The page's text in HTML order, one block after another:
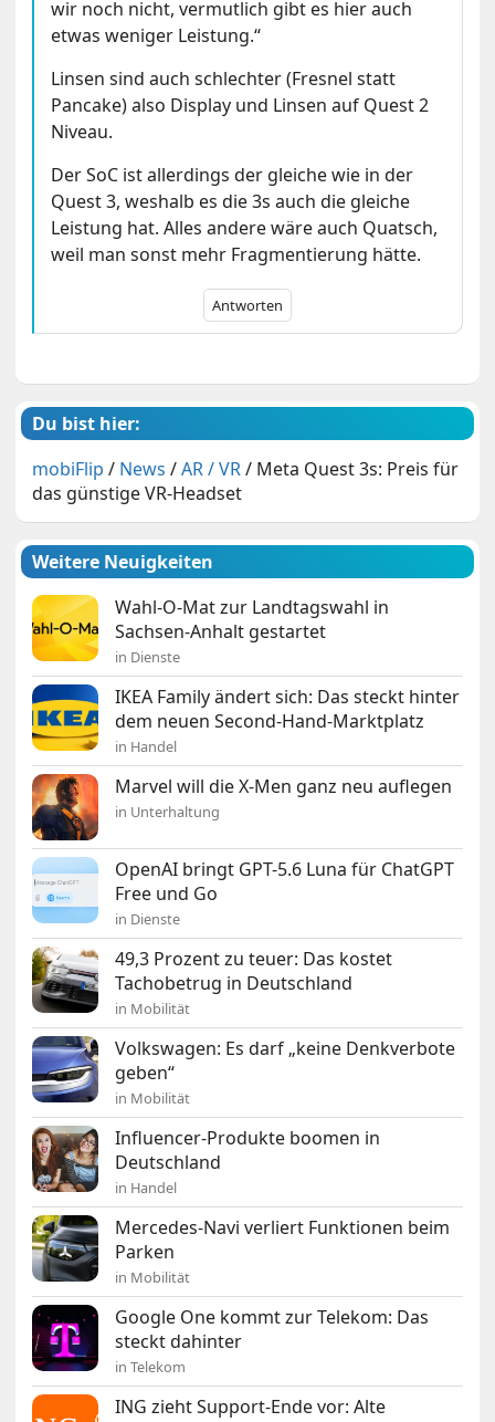
wir noch nicht, vermutlich gibt es hier auch
etwas weniger Leistung.“
Linsen sind auch schlechter (Fresnel statt
Pancake) also Display und Linsen auf Quest 2
Niveau.
Der SoC ist allerdings der gleiche wie in der
Quest 3, weshalb es die 3s auch die gleiche
Leistung hat. Alles andere wäre auch Quatsch,
weil man sonst mehr Fragmentierung hätte.
Antworten
Du bist hier:
mobiFlip / News /AR / VR/ Meta Quest 3s: Preis für
das günstige VR-Headset
Weitere Neuigkeiten
Wahl-O-Mat zur Landtagswahl in
Sachsen-Anhalt gestartet
in Dienste
IKEA Family ändert sich: Das steckt hinter
dem neuen Second-Hand-Marktplatz
in Handel
Marvel will die X-Men ganz neu auflegen
in Unterhaltung
OpenAI bringt GPT-5.6 Luna für ChatGPT
Free und Go
in Dienste
49,3 Prozent zu teuer: Das kostet
Tachobetrug in Deutschland
in Mobilität
Volkswagen: Es darf „keine Denkverbote
geben“
in Mobilität
Influencer-Produkte boomen in
Deutschland
in Handel
Mercedes-Navi verliert Funktionen beim
Parken
in Mobilität
Google One kommt zur Telekom: Das
steckt dahinter
in Telekom
ING zieht Support-Ende vor: Alte